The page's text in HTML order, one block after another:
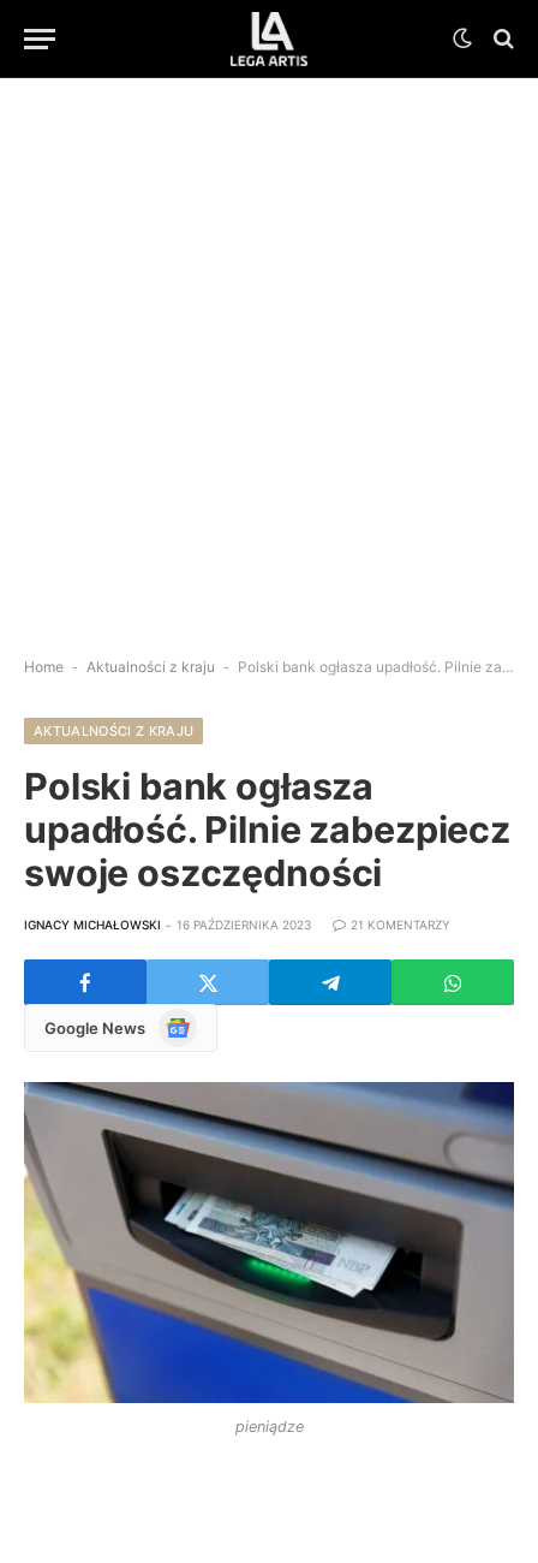
Home - Aktualności z kraju - Polski bank ogłasza upadłość. Pilnie zabezpiecz swoje oszczędności
AKTUALNOŚCI Z KRAJU
Polski bank ogłasza
upadłość. Pilnie zabezpiecz
swoje oszczędności
IGNACY MICHAŁOWSKI 16 PAŹDZIERNIKA 2023 21 KOMENTARZY
Google News
Google
pieniądze